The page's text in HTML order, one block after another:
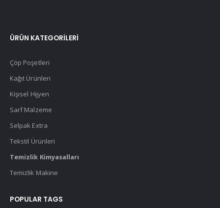
ÜRÜN KATEGORILERI
Çöp Poşetleri
Kağıt Ürünleri
Kişisel Hijyen
Sarf Malzeme
Selpak Extra
Tekstil Ürünleri
Temizlik Kimyasalları
Temizlik Makine
POPULAR TAGS